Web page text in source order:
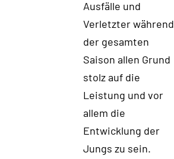
Ausfälle und
Verletzter während
der gesamten
Saison allen Grund
stolz auf die
Leistung und vor
allem die
Entwicklung der
Jungs zu sein.